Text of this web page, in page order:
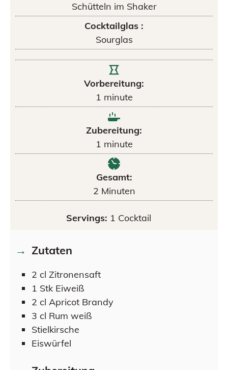
Schütteln im Shaker
Cocktailglas :
Sourglas
Vorbereitung:
1 minute
Zubereitung:
1 minute
Gesamt:
2 Minuten
Servings: 1 Cocktail
Zutaten
2 cl Zitronensaft
1 Stk Eiweiß
2 cl Apricot Brandy
3 cl Rum weiß
Stielkirsche
Eiswürfel